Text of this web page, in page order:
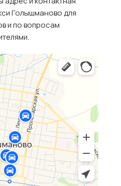
Голышманово для
и по вопросам